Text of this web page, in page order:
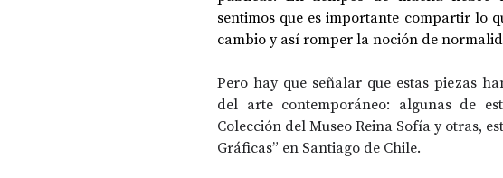
sentimos que es importante compartir lo
cambio y así romper la noción de
Pero hay que señalar que estas piezas
del arte contemporáneo: algunas de
Colección del Museo Reina Sofía y otras,
Gráficas” en Santiago de Chile.